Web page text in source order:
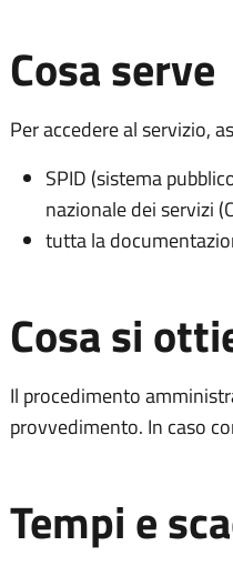
Cosa serve
Per accedere al servizio,
SPID (sistema
nazionale dei servizi
tutta la
Cosa si
Il procedimento
provvedimento. In caso
Tempi e